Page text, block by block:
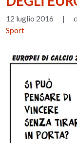
12 luglio 2016 |
Sport